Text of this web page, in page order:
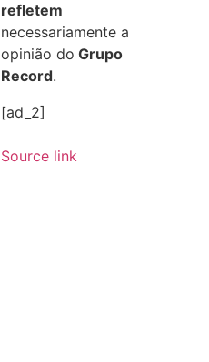
refletem
necessariamente a
opinião do Grupo
Record.
[ad_2]
Source link